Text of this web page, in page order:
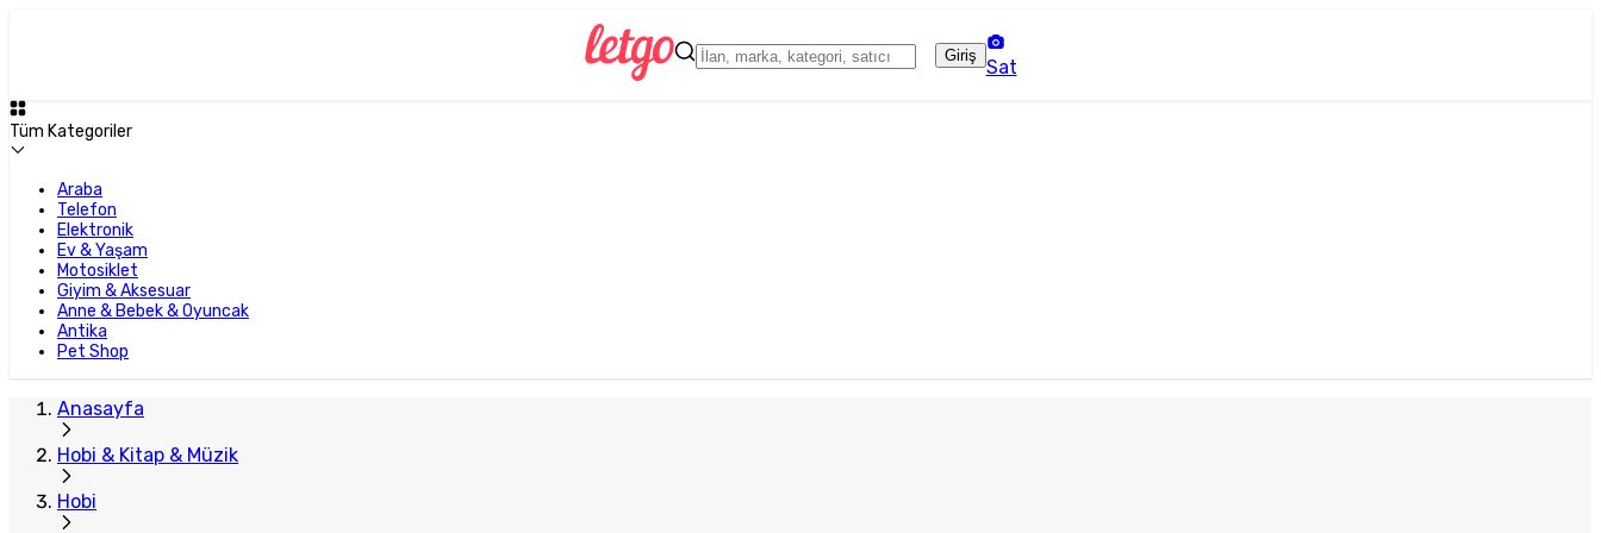
Giriş
Sat
Tüm Kategoriler
Araba
Telefon
Elektronik
Ev & Yaşam
Motosiklet
Giyim & Aksesuar
Anne & Bebek & Oyuncak
Antika
Pet Shop
Anasayfa
Hobi & Kitap & Müzik
Hobi